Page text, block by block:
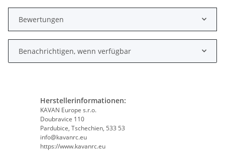
Bewertungen
Benachrichtigen, wenn verfügbar
Herstellerinformationen:
KAVAN Europe s.r.o.
Doubravice 110
Pardubice, Tschechien, 533 53
info@kavanrc.eu
https://www.kavanrc.eu